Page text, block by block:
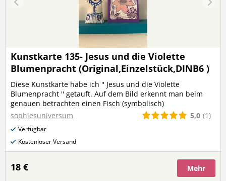
Kunstkarte 135- Jesus und die Violette
Blumenpracht (Original,Einzelstück,DINB6 )
Diese Kunstkarte habe ich '' Jesus und die Violette
Blumenpracht '' getauft. Auf dem Bild erkennt man beim
genauen betrachten einen Fisch (symbolisch)
sophiesuniversum
5,0 (1)
Verfügbar
Kostenloser Versand
18 € Mehr